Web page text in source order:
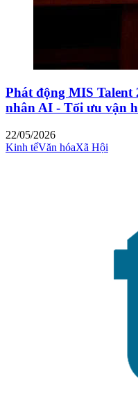
Phát động MIS Talent
nhân AI - Tối ưu vận
22/05/2026
Kinh tếVăn hóaXã Hội